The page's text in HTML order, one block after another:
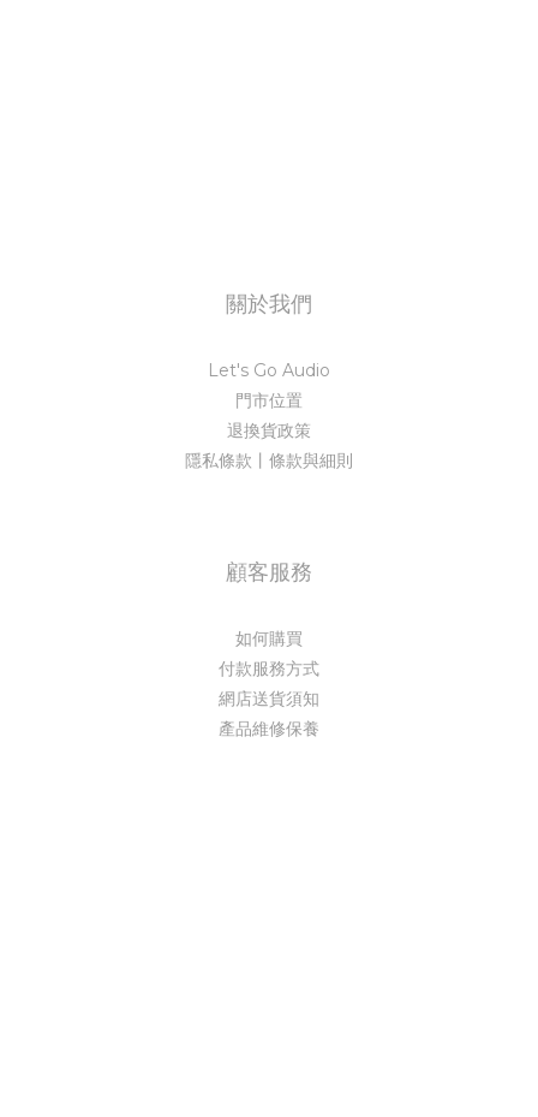
關於我們
Let's Go Audio
門市位置
退換貨政策
隱私條款丨條款與細則
顧客服務
如何購買
付款服務方式
網店送貨須知
產品維修保養